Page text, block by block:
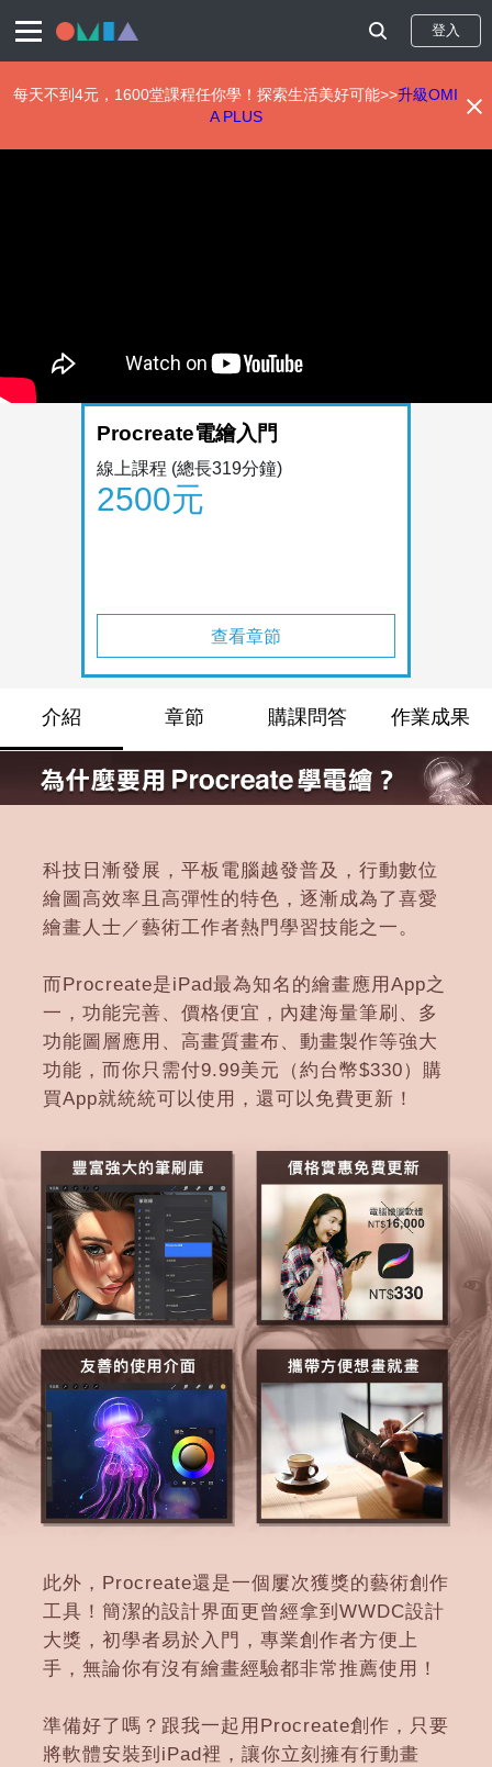
登入
每天不到4元，1600堂課程任你學！探索生活美好可能>>升級OMI
A PLUS
Procreate電繪入門
線上課程 (總長319分鐘)
2500元
查看章節
介紹 章節 購課問答 作業成果
科技日漸發展，平板電腦越發普及，行動數位
繪圖高效率且高彈性的特色，逐漸成為了喜愛
繪畫人士／藝術工作者熱門學習技能之一。
而Procreate是iPad最為知名的繪畫應用App之
一，功能完善、價格便宜，內建海量筆刷、多
功能圖層應用、高畫質畫布、動畫製作等強大
功能，而你只需付9.99美元（約台幣$330）購
買App就統統可以使用，還可以免費更新！
此外，Procreate還是一個屢次獲獎的藝術創作
工具！簡潔的設計界面更曾經拿到WWDC設計
大獎，初學者易於入門，專業創作者方便上
手，無論你有沒有繪畫經驗都非常推薦使用！
準備好了嗎？跟我一起用Procreate創作，只要
將軟體安裝到iPad裡，讓你立刻擁有行動畫